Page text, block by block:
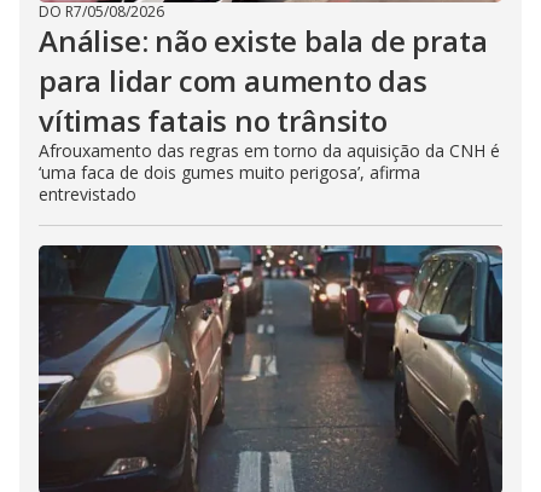
DO R7/05/08/2026
Análise: não existe bala de prata
para lidar com aumento das
vítimas fatais no trânsito
Afrouxamento das regras em torno da aquisição da CNH é
‘uma faca de dois gumes muito perigosa’, afirma
entrevistado